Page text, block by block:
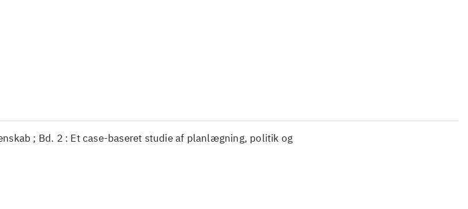
; Bd. 2 : Et case-baseret studie af planlægning, politik og